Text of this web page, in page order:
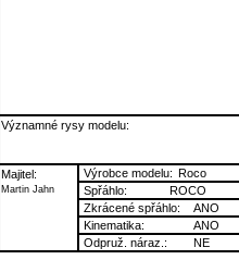
Významné rysy modelu:
Majitel:
Martin Jahn
Výrobce modelu: Roco
Spřáhlo:
ROCO
Zkrácené spřáhlo:
ANO
Kinematika:
ANO
Odpruž. náraz.:
NE